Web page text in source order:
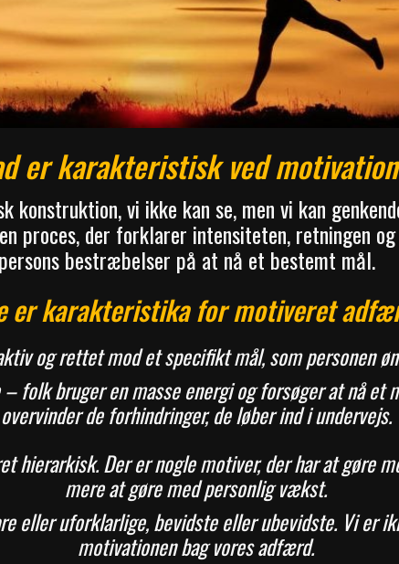
er karakteristisk ved
konstruktion, vi ikke kan se, men vi kan
proces, der forklarer intensiteten, retningen og
persons bestræbelser på at nå et bestemt mål.
er karakteristika for motiveret
og rettet mod et specifikt mål, som personen
folk bruger en masse energi og forsøger at nå et
overvinder de forhindringer, de løber ind i undervejs.
hierarkisk. Der er nogle motiver, der har at gøre
mere at gøre med personlig vækst.
eller uforklarlige, bevidste eller ubevidste. Vi er
motivationen bag vores adfærd.